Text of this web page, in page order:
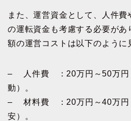
また、運営資金として、人件
の運転資金も考慮する必要があ
額の運営コストは以下のように
– 人件費 ：20万円～50万円
動）。
– 材料費 ：20万円～40万円
安）。